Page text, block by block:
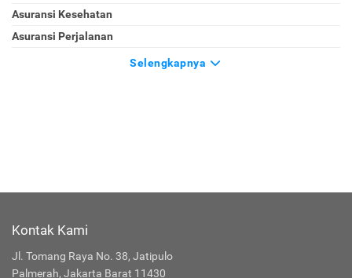
Asuransi Kesehatan
Asuransi Perjalanan
Selengkapnya
Kontak Kami
Jl. Tomang Raya No. 38, Jatipulo
Palmerah, Jakarta Barat 11430